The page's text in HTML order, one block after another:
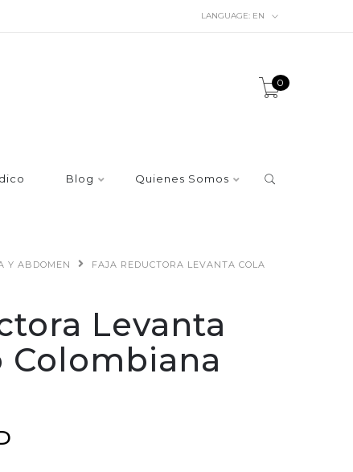
LANGUAGE: EN
0
Blog Quienes Somos
Y ABDOMEN
FAJA REDUCTORA LEVANTA COLA
Levanta
Colombiana